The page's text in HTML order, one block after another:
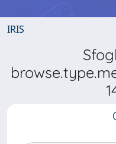
IRIS